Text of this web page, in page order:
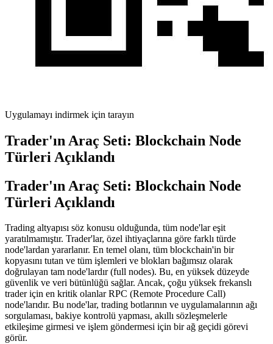
Uygulamayı indirmek için tarayın
Trader'ın Araç Seti: Blockchain Node
Türleri Açıklandı
Trader'ın Araç Seti: Blockchain Node
Türleri Açıklandı
Trading altyapısı söz konusu olduğunda, tüm node'lar eşit
yaratılmamıştır. Trader'lar, özel ihtiyaçlarına göre farklı türde
node'lardan yararlanır. En temel olanı, tüm blockchain'in bir
kopyasını tutan ve tüm işlemleri ve blokları bağımsız olarak
doğrulayan tam node'lardır (full nodes). Bu, en yüksek düzeyde
güvenlik ve veri bütünlüğü sağlar. Ancak, çoğu yüksek frekanslı
trader için en kritik olanlar RPC (Remote Procedure Call)
node'larıdır. Bu node'lar, trading botlarının ve uygulamalarının ağı
sorgulaması, bakiye kontrolü yapması, akıllı sözleşmelerle
etkileşime girmesi ve işlem göndermesi için bir ağ geçidi görevi
görür.